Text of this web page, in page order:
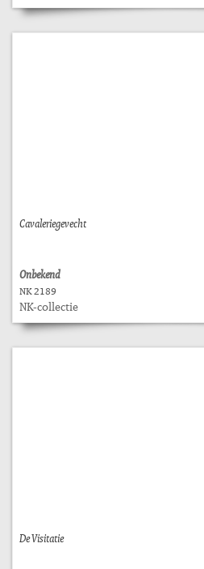
Cavaleriegevecht
Onbekend
NK 2189
NK-collectie
De Visitatie